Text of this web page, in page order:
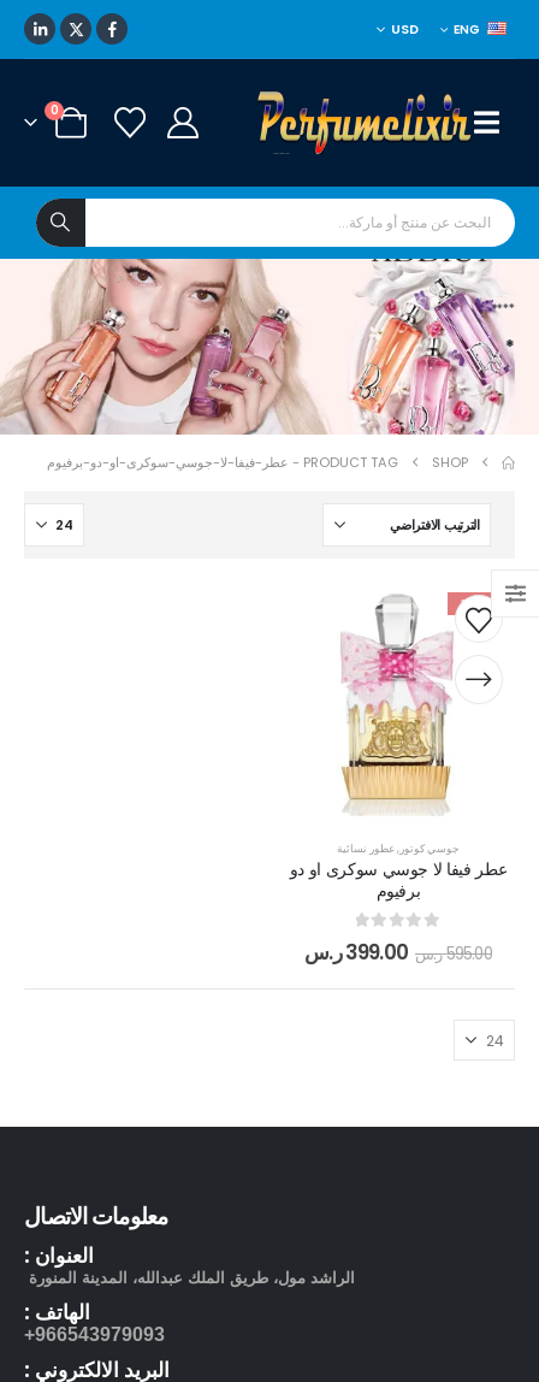
ENG
USD
0
****
*
SHOP
PRODUCT TAG - عطر-فيفا-لا-جوسي-سوكرى-او-دو-برفيوم
-33%
جوسي كوتور ,عطور نسائية
عطر فيفا لا جوسي سوكرى او دو
برفيوم
595.00ر.س 399.00ر.س
ر.س
معلومات الاتصال
العنوان :
الراشد مول، طريق الملك عبدالله، المدينة المنورة
الهاتف :
966543979093+
البريد الالكتروني :